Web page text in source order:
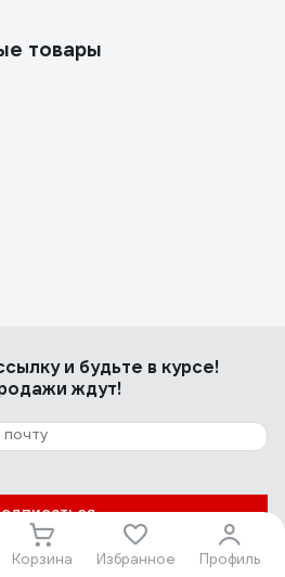
Корзина Избранное Профиль
двухсторонняя (верх-низ
PERFORMANCE-R
товары
и будьте в курсе!
ждут!